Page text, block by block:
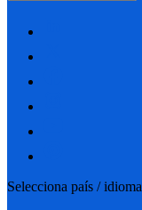
Selecciona país / idioma